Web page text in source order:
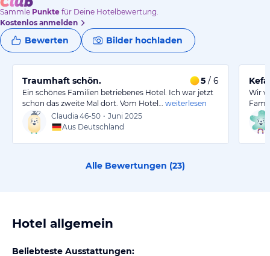
Sammle Punkte für Deine Hotelbewertung.
Kostenlos anmelden
Bewerten Bilder hochladen
Traumhaft schön. 5 / 6
Ein schönes Familien betriebenes Hotel. Ich war jetzt
schon das zweite Mal dort. Vom Hotel…
weiterlesen
Claudia 46-50 • Juni 2025
Aus Deutschland
Wir
Alle Bewertungen (23)
Hotel allgemein
Beliebteste Ausstattungen: